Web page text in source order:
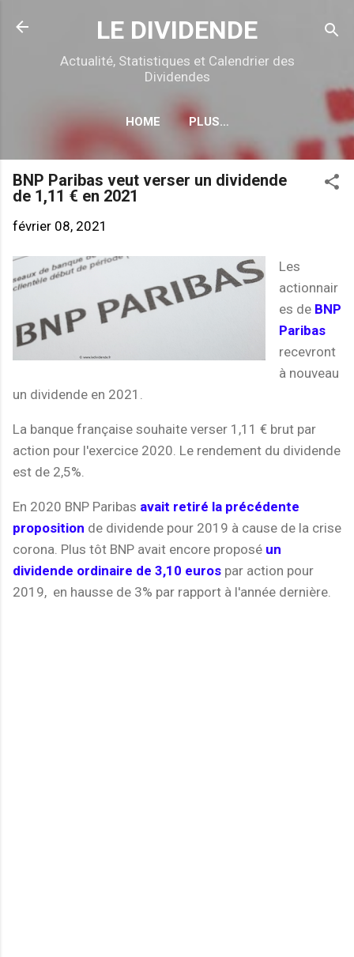
Accéder au contenu principal
LE DIVIDENDE
Actualité, Statistiques et Calendrier des
Dividendes
HOME PLUS…
CALENDRIER DÉTACHEMENTS
BNP Paribas veut verser un dividende
de 1,11 € en 2021
février 08, 2021
Les
actionnair
es de BNP
Paribas
recevront
à nouveau
un dividende en 2021.
La banque française souhaite verser 1,11 € brut par
action pour l'exercice 2020. Le rendement du dividende
est de 2,5%.
En 2020 BNP Paribas avait retiré la précédente
proposition de dividende pour 2019 à cause de la crise
corona. Plus tôt BNP avait encore proposé un
dividende ordinaire de 3,10 euros par action pour
2019, en hausse de 3% par rapport à l'année dernière.